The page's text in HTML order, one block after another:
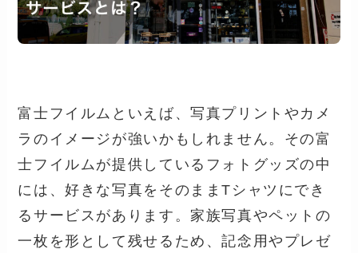
富士フイルムといえば、写真プリントやカメ
ラのイメージが強いかもしれません。その富
士フイルムが提供しているフォトグッズの中
には、好きな写真をそのままTシャツにでき
るサービスがあります。家族写真やペットの
一枚を形として残せるため、記念用やプレゼ